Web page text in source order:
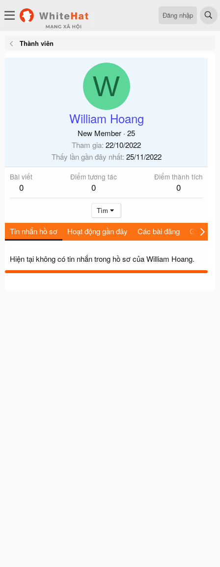
Đăng nhập
Thành viên
W
William Hoang
New Member · 25
Tham gia 22/10/2022
Thấy lần gần đây nhất 25/11/2022
Bài viết
0
Điểm tương tác
0
Điểm thành tích
0
Tìm
Tin nhắn hồ sơ Hoạt động gần đây Các bài đăng Giới thiệu
Hiện tại không có tin nhắn trong hồ sơ của William Hoang.